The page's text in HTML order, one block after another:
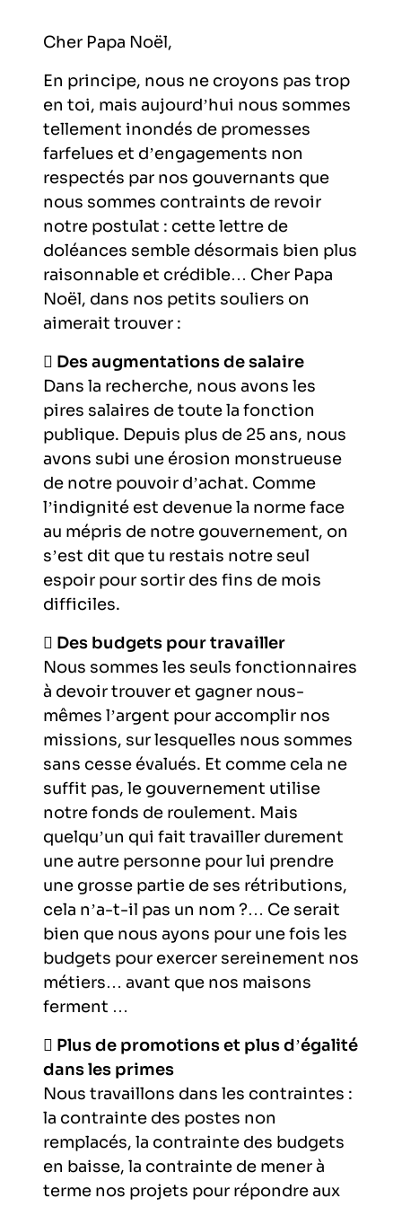
Actions spécifiques
CNRS – Centre national de la recherche
scientifique
INRIA - Institut national de recherche en
sciences et technologies du numérique
INSERM – Institut national de la santé et de la
recherche médicale
IRD – Institut de recherche pour le
développement
INED – Institut national d’études
IFREMER – Institut français de recherche pour
l’exploitation de la mer
AGENDA
PUBLICATIONS
VOS CONTACTS
ADHÉRER
Cher Papa Noël,
En principe, nous ne croyons pas trop
en toi, mais aujourd’hui nous sommes
tellement inondés de promesses
farfelues et d’engagements non
respectés par nos gouvernants que
nous sommes contraints de revoir
notre postulat : cette lettre de
doléances semble désormais bien plus
raisonnable et crédible… Cher Papa
Noël, dans nos petits souliers on
aimerait trouver :
 Des augmentations de salaire
Dans la recherche, nous avons les
pires salaires de toute la fonction
publique. Depuis plus de 25 ans, nous
avons subi une érosion monstrueuse
de notre pouvoir d’achat. Comme
l’indignité est devenue la norme face
au mépris de notre gouvernement, on
s’est dit que tu restais notre seul
espoir pour sortir des fins de mois
difficiles.
 Des budgets pour travailler
Nous sommes les seuls fonctionnaires
à devoir trouver et gagner nous-
mêmes l’argent pour accomplir nos
missions, sur lesquelles nous sommes
sans cesse évalués. Et comme cela ne
suffit pas, le gouvernement utilise
notre fonds de roulement. Mais
quelqu’un qui fait travailler durement
une autre personne pour lui prendre
une grosse partie de ses rétributions,
cela n’a-t-il pas un nom ?… Ce serait
bien que nous ayons pour une fois les
budgets pour exercer sereinement nos
métiers… avant que nos maisons
ferment …
 Plus de promotions et plus d’égalité
dans les primes
Nous travaillons dans les contraintes :
la contrainte des postes non
remplacés, la contrainte des budgets
en baisse, la contrainte de mener à
terme nos projets pour répondre aux